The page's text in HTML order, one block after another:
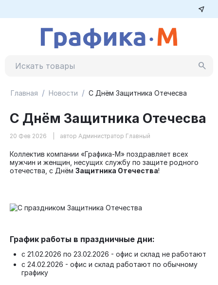
Главная / Новости / С Днём Защитника Отечесва
С Днём Защитника Отечесва
20 Фев 2026 автор Администратор Главный
Коллектив компании «Графика-М» поздравляет всех
мужчин и женщин, несущих службу по защите родного
отечества, с Днём Защитника Отечества!
График работы в праздничные дни:
с 21.02.2026 по 23.02.2026 - офис и склад не работают
с 24.02.2026 - офис и склад работают по обычному
графику